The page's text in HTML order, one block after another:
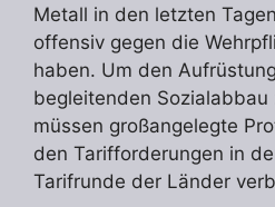
Metall in den letzten
offensiv gegen die
haben. Um den
begleitenden Sozialabbau
müssen großangelegte
den Tarifforderungen in
Tarifrunde der Länder